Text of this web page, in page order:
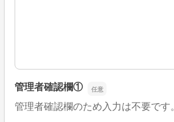
管理者確認欄①
管理者確認欄のため入力は不要です。